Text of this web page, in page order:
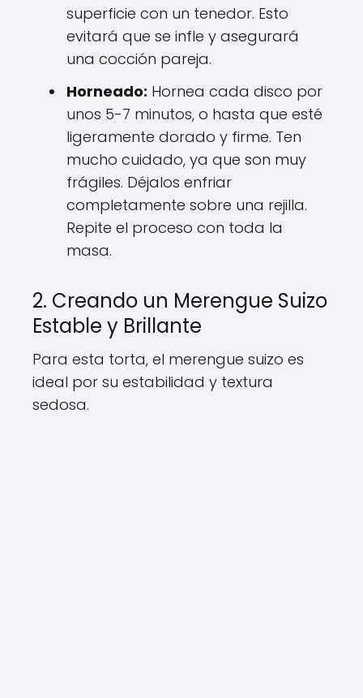
superficie con un tenedor. Esto
evitará que se infle y asegurará
una cocción pareja.
Horneado: Hornea cada disco por
unos 5-7 minutos, o hasta que esté
ligeramente dorado y firme. Ten
mucho cuidado, ya que son muy
frágiles. Déjalos enfriar
completamente sobre una rejilla.
Repite el proceso con toda la
masa.
2. Creando un Merengue Suizo
Estable y Brillante
Para esta torta, el merengue suizo es
ideal por su estabilidad y textura
sedosa.